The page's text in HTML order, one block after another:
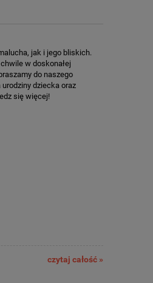
jak i jego bliskich.
w doskonałej
do naszego
dziecka oraz
się więcej!
czytaj całość »